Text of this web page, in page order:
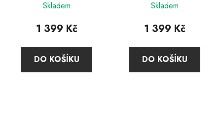
Skladem
1 399 Kč
DO KOŠÍKU
Skladem
1 399 Kč
DO KOŠÍKU